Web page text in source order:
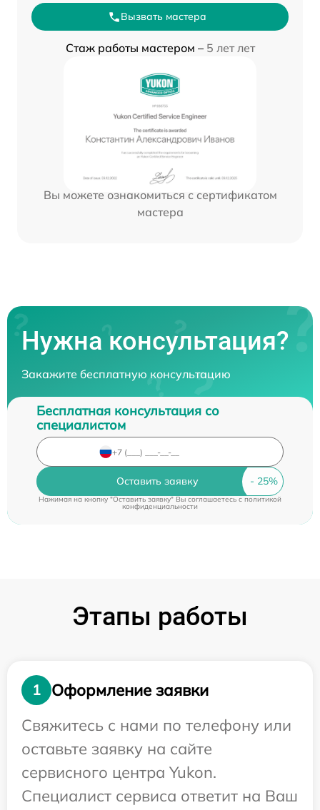
Вызвать мастера
Стаж работы мастером – 5 лет лет
Вы можете ознакомиться с сертификатом
мастера
Нужна консультация?
Закажите бесплатную консультацию
Бесплатная консультация со
специалистом
Оставить заявку
Нажимая на кнопку "Оставить заявку" Вы соглашаетесь cполитикой
конфиденциальности
Этапы работы
1
Оформление заявки
Свяжитесь с нами по телефону или
оставьте заявку на сайте
сервисного центра Yukon.
Специалист сервиса ответит на Ваш